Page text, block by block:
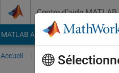
Centre d’aide MATLAB
MATLAB Answers File Exchange
Accueil Poser une question